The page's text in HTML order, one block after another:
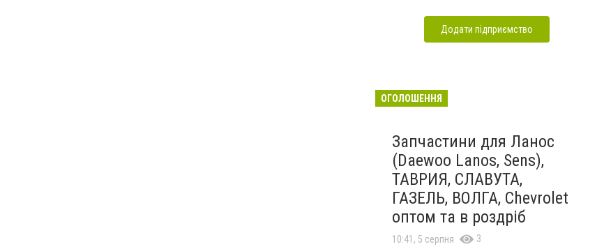
Додати підприємство
ОГОЛОШЕННЯ
Запчастини для Ланос
(Daewoo Lanos, Sens),
ТАВРИЯ, СЛАВУТА,
ГАЗЕЛЬ, ВОЛГА, Chevrolet
оптом та в роздріб
10:41, 5 серпня 3